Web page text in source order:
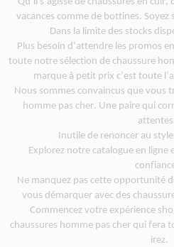
vacances comme de bottines.
Dans la limite des stocks
Plus besoin d’attendre les promos
toute notre sélection de chaussure
marque à petit prix c’est toute
Nous sommes convaincus que vous
homme pas cher. Une paire qui
Inutile de renoncerau
Explorez notre catalogue en ligne
Ne manquez pas cette opportunité
vous démarquer avec des
Commencez votre expérience
chaussures homme pas cher qui fera
irez.